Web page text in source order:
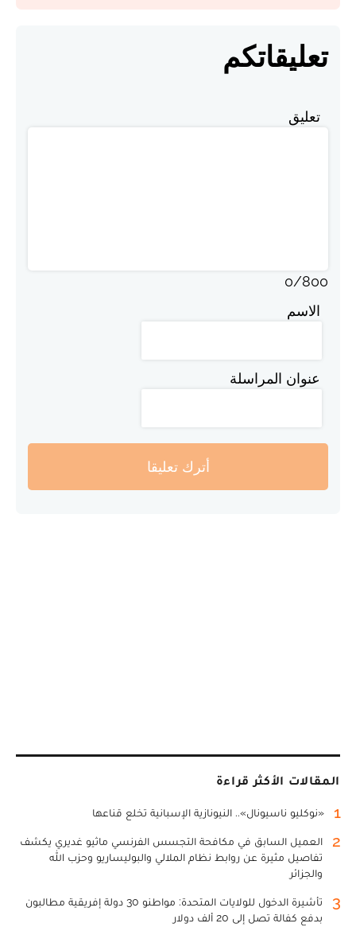
تعليقاتكم
تعليق
0/800
الاسم
عنوان المراسلة
أترك تعليقا
المقالات الأكثر قراءة
1 «نوكليو ناسيونال».. النيونازية الإسبانية تخلع قناعها
2
العميل السابق في مكافحة التجسس الفرنسي ماثيو غديري يكشف
تفاصيل مثيرة عن روابط نظام الملالي والبوليساريو وحزب الله
والجزائر
3
تأشيرة الدخول للولايات المتحدة: مواطنو 30 دولة إفريقية مطالبون
بدفع كفالة تصل إلى 20 ألف دولار